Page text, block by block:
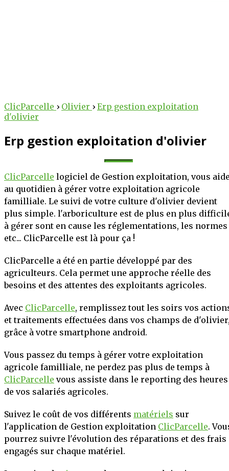
service des
!
des outils intelligents
et stratégique
PLUS
potentiel
suivez vos
de clic.
S'INSCRIRE
ClicParcelle › Olivier › Erp gestion exploitation
d'olivier
Erp gestion exploitation d'olivier
ClicParcelle logiciel de Gestion exploitation, vous
au quotidien à gérer votre exploitation agricole
familliale. Le suivi de votre culture d'olivier devient
plus simple. l'arboriculture est de plus en plus
à gérer sont en cause les réglementations, les normes
etc... ClicParcelle est là pour ça !
ClicParcelle a été en partie développé par des
agriculteurs. Cela permet une approche réelle des
besoins et des attentes des exploitants agricoles.
Avec ClicParcelle, remplissez tout les soirs vos
et traitements effectuées dans vos champs de
grâce à votre smartphone android.
Vous passez du temps à gérer votre exploitation
agricole familliale, ne perdez pas plus de temps à
ClicParcelle vous assiste dans le reporting des heures
de vos salariés agricoles.
Suivez le coût de vos différents matériels sur
l'application de Gestion exploitation ClicParcelle.
pourrez suivre l'évolution des réparations et des frais
engagés sur chaque matériel.